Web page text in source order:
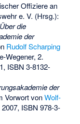
Offiziere an
e. V. (Hrsg.):
die
der
Rudolf Scharping
Wegener, 2.
ISBN 3-8132-
der
Vorwort vonWolf-
ISBN 978-3-